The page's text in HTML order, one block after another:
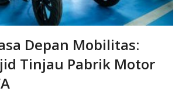
Depan Mobilitas:
Tinjau Pabrik Motor